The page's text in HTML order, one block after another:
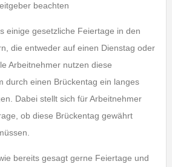
beachten
einige gesetzliche Feiertage in den
die entweder auf einen Dienstag oder
Arbeitnehmer nutzen diese
durch einen Brückentag ein langes
Dabei stellt sich für Arbeitnehmer
ob diese Brückentag gewährt
bereits gesagt gerne Feiertage und